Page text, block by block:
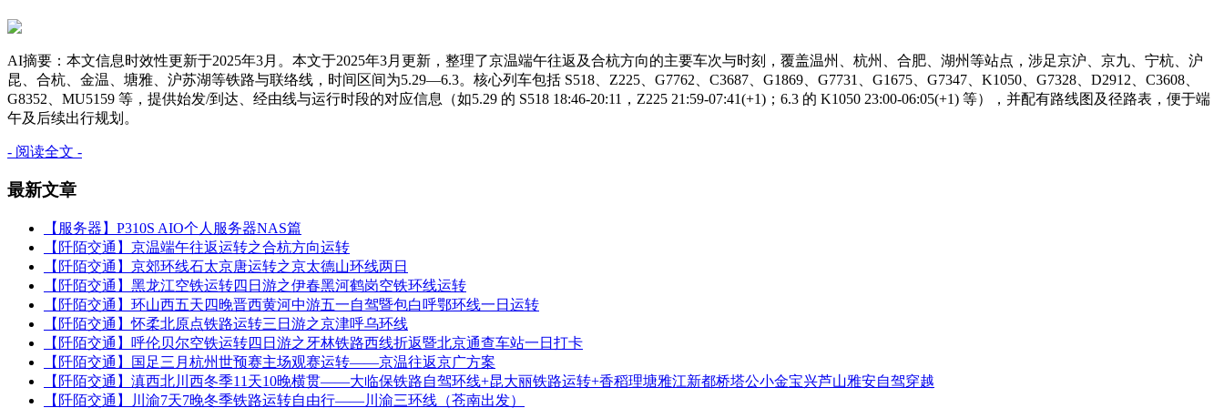
AI摘要：本文信息时效性更新于2025年3月。本文于2025年3月更新，整理了京温端午往返及合杭方向的主要车次与时刻，覆盖温州、杭州、合肥、湖州等站点，涉足京沪、京九、宁杭、沪
昆、合杭、金温、塘雅、沪苏湖等铁路与联络线，时间区间为5.29—6.3。核心列车包括 S518、Z225、G7762、C3687、G1869、G7731、G1675、G7347、K1050、G7328、D2912、C3608、
G8352、MU5159 等，提供始发/到达、经由线与运行时段的对应信息（如5.29 的 S518 18:46-20:11，Z225 21:59-07:41(+1)；6.3 的 K1050 23:00-06:05(+1) 等），并配有路线图及径路表，便于端
午及后续出行规划。
- 阅读全文 -
最新文章
【服务器】P310S AIO个人服务器NAS篇
【阡陌交通】京温端午往返运转之合杭方向运转
【阡陌交通】京郊环线石太京唐运转之京太德山环线两日
【阡陌交通】黑龙江空铁运转四日游之伊春黑河鹤岗空铁环线运转
【阡陌交通】环山西五天四晚晋西黄河中游五一自驾暨包白呼鄂环线一日运转
【阡陌交通】怀柔北原点铁路运转三日游之京津呼乌环线
【阡陌交通】呼伦贝尔空铁运转四日游之牙林铁路西线折返暨北京通查车站一日打卡
【阡陌交通】国足三月杭州世预赛主场观赛运转——京温往返京广方案
【阡陌交通】滇西北川西冬季11天10晚横贯——大临保铁路自驾环线+昆大丽铁路运转+香稻理塘雅江新都桥塔公小金宝兴芦山雅安自驾穿越
【阡陌交通】川渝7天7晚冬季铁路运转自由行——川渝三环线（苍南出发）